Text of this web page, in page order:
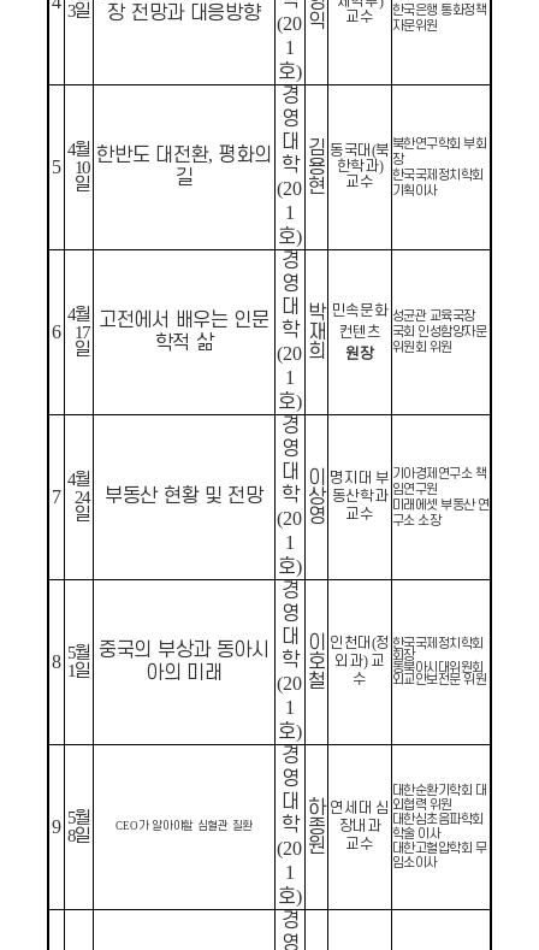
3일
장 전망과 대응방향
(20
1
호)
익
교수
한국은행 통화정책
자문위원
5
4월
10
일
한반도 대전환, 평화의
길
경
영
대
학
(20
1
호)
김
용
현
동국대 (북
한학과)
교수
북한연구학회 부회
장
한국국제정치학회
기획이사
6
4월
17
일
고전에서 배우는 인문
학적 삶
경
영
대
학
(20
1
호)
박
재
희
민속문화
컨텐츠
원장
성균관 교육국장
국회 인성함양자문
위원회 위원
7
4월
24
일
부동산 현황 및 전망
경
영
대
학
(20
1
호)
이
상
영
명지대 부
동산학과
교수
기아경제연구소 책
임연구원
미래에셋 부동산 연
구소 소장
8 5월
1일
중국의 부상과 동아시
아의 미래
경
영
대
학
(20
1
호)
이
호
철
인천대 (정
외과) 교
수
한국국제정치학회
회장
동북아시대위원회
외교안보전문 위원
9 5월
8일 CEO 가 알아야할 심혈관 질환
경
영
대
학
(20
1
호)
하
종
원
연세대 심
장내과
교수
대한순환기학회 대
외협력 위원
대한심초음파학회
학술 이사
대한고혈압학회 무
임소이사
경
영